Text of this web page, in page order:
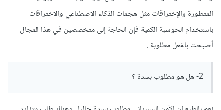
المتطورة والإختراقات مثل هجمات الذكاء الاصطناعي والاختراقات
باستخدام الحوسبة الكمية فإن الحاجة إلى متخصصين في هذا المجال
أصبحت بالفعل مطلوبة .
2- هل هو مطلوب بشدة ؟